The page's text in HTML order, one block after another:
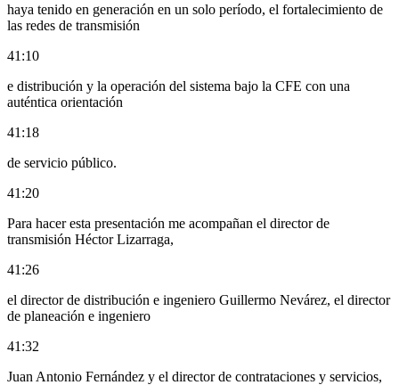
haya tenido en generación en un solo período, el fortalecimiento de
las redes de transmisión
41:10
e distribución y la operación del sistema bajo la CFE con una
auténtica orientación
41:18
de servicio público.
41:20
Para hacer esta presentación me acompañan el director de
transmisión Héctor Lizarraga,
41:26
el director de distribución e ingeniero Guillermo Nevárez, el director
de planeación e ingeniero
41:32
Juan Antonio Fernández y el director de contrataciones y servicios,